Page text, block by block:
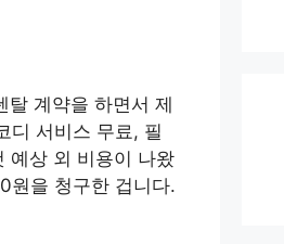
계약을 하면서 제
디 서비스 무료, 필
예상 외 비용이 나왔
원을 청구한 겁니다.